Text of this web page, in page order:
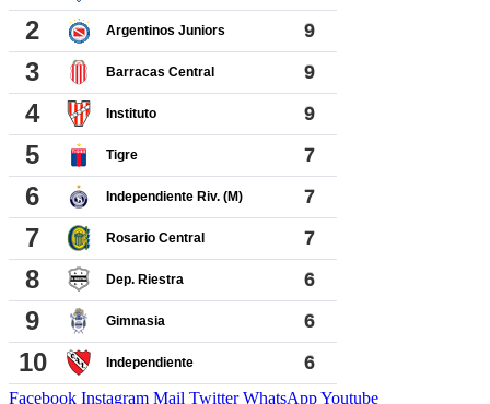
Facebook Instagram Mail Twitter WhatsAppYoutube